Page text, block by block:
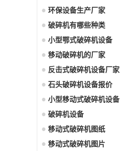
环保设备生产厂家
破碎机有哪些种类
小型鄂式破碎机设备
移动破碎机的厂家
反击式破碎机设备厂家
石头破碎机设备报价
小型移动式破碎机设备
破碎机设备
移动式破碎机图纸
移动式破碎机图片